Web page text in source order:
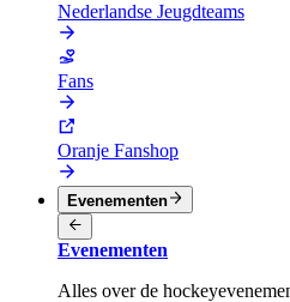
Nederlandse Jeugdteams
Fans
Oranje Fanshop
Evenementen
Evenementen
Alles over de